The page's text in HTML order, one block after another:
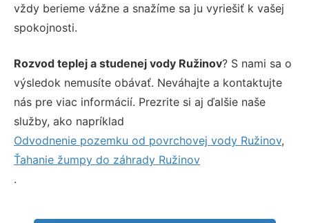
vždy berieme vážne a snažíme sa ju vyriešiť k vašej
spokojnosti.
Rozvod teplej a studenej vody Ružinov? S nami sa o
výsledok nemusíte obávať. Neváhajte a kontaktujte
nás pre viac informácií. Prezrite si aj ďalšie naše
služby, ako napríklad
Odvodnenie pozemku od povrchovej vody Ružinov,
Ťahanie žumpy do záhrady Ružinov
.